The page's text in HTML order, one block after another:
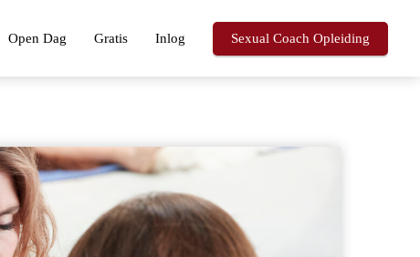
Open Dag Gratis Inlog Sexual Coach Opleiding